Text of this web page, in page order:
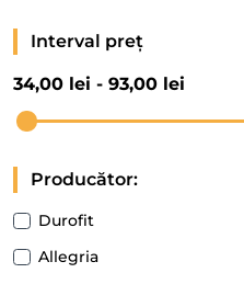
Interval preț
34,00 lei - 93,00 lei
Producător:
Durofit
Allegria